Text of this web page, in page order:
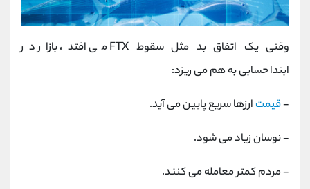
وقتی یک اتفاق بد مثل سقوط FTX می ‌افتد، بازار در
ابتدا حسابی به هم می ‌ریزد:
-قیمت ارزها سریع پایین می‌ آید.
- نوسان زیاد می ‌شود.
- مردم کمتر معامله می کنند.